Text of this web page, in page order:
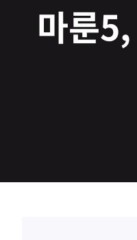
마룬